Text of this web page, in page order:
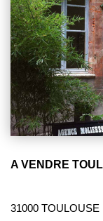
A VENDRE
31000 TOULOUSE